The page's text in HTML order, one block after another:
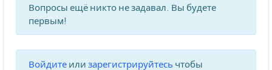
Вопросы ещё никто не задавал. Вы будете
первым!
Войдите или зарегистрируйтесь чтобы